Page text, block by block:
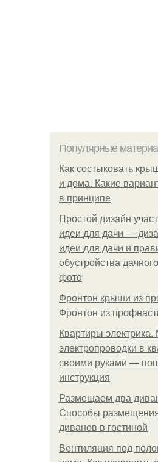
Популярные
Как состыковать
и дома. Какие
в принципе
Простой дизайн
идеи для дачи —
идеи для дачи и
обустройства
фото
Фронтон крыши из
Фронтон из
Квартиры
электропроводки в
своими руками —
инструкция
Размещаем два
Способы
диванов в гостиной
Вентиляция под